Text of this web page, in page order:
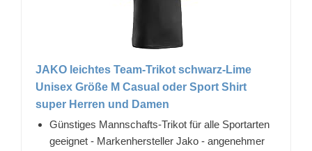
JAKO leichtes Team-Trikot schwarz-Lime
Unisex Größe M Casual oder Sport Shirt
super Herren und Damen
Günstiges Mannschafts-Trikot für alle Sportarten
geeignet - Markenhersteller Jako - angenehmer